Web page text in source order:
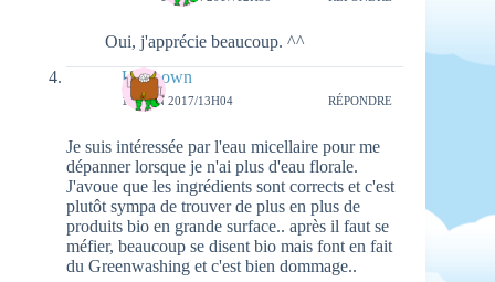
Oui, j'apprécie beaucoup. ^^
Unknown
16 JUIN 2017/13H04 RÉPONDRE
Je suis intéressée par l'eau micellaire pour me
dépanner lorsque je n'ai plus d'eau florale.
J'avoue que les ingrédients sont corrects et c'est
plutôt sympa de trouver de plus en plus de
produits bio en grande surface.. après il faut se
méfier, beaucoup se disent bio mais font en fait
du Greenwashing et c'est bien dommage..